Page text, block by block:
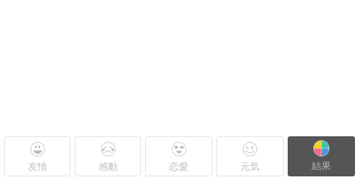
友情 感動 恋愛 元気 結果